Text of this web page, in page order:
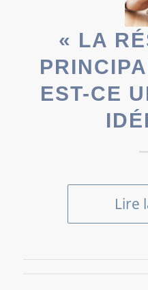
« LA
EST-CE
Lire